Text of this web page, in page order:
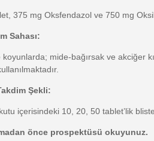
375 mg Oksfendazol ve 750 mg
Sahası:
koyunlarda; mide-bağırsak ve akciğer
Şekli:
içerisindeki 10, 20, 50 tablet’lik
önce prospektüsü okuyunuz.